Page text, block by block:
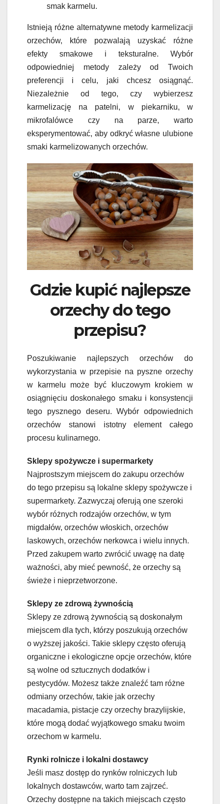
smak karmelu.
Istnieją różne alternatywne metody karmelizacji
orzechów, które pozwalają uzyskać różne
efekty smakowe i teksturalne. Wybór
odpowiedniej metody zależy od Twoich
preferencji i celu, jaki chcesz osiągnąć.
Niezależnie od tego, czy wybierzesz
karmelizację na patelni, w piekarniku, w
mikrofalówce czy na parze, warto
eksperymentować, aby odkryć własne ulubione
smaki karmelizowanych orzechów.
Gdzie kupić najlepsze
orzechy do tego
przepisu?
Poszukiwanie najlepszych orzechów do
wykorzystania w przepisie na pyszne orzechy
w karmelu może być kluczowym krokiem w
osiągnięciu doskonałego smaku i konsystencji
tego pysznego deseru. Wybór odpowiednich
orzechów stanowi istotny element całego
procesu kulinarnego.
Sklepy spożywcze i supermarkety
Najprostszym miejscem do zakupu orzechów
do tego przepisu są lokalne sklepy spożywcze i
supermarkety. Zazwyczaj oferują one szeroki
wybór różnych rodzajów orzechów, w tym
migdałów, orzechów włoskich, orzechów
laskowych, orzechów nerkowca i wielu innych.
Przed zakupem warto zwrócić uwagę na datę
ważności, aby mieć pewność, że orzechy są
świeże i nieprzetworzone.
Sklepy ze zdrową żywnością
Sklepy ze zdrową żywnością są doskonałym
miejscem dla tych, którzy poszukują orzechów
o wyższej jakości. Takie sklepy często oferują
organiczne i ekologiczne opcje orzechów, które
są wolne od sztucznych dodatków i
pestycydów. Możesz także znaleźć tam różne
odmiany orzechów, takie jak orzechy
macadamia, pistacje czy orzechy brazylijskie,
które mogą dodać wyjątkowego smaku twoim
orzechom w karmelu.
Rynki rolnicze i lokalni dostawcy
Jeśli masz dostęp do rynków rolniczych lub
lokalnych dostawców, warto tam zajrzeć.
Orzechy dostępne na takich miejscach często